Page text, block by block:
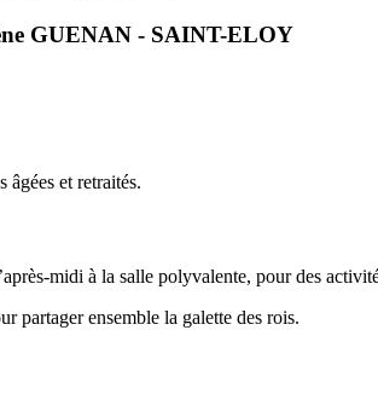
GUENAN - SAINT-ELOY
âgées et retraités.
midi à la salle polyvalente, pour des
partager ensemble la galette des rois.